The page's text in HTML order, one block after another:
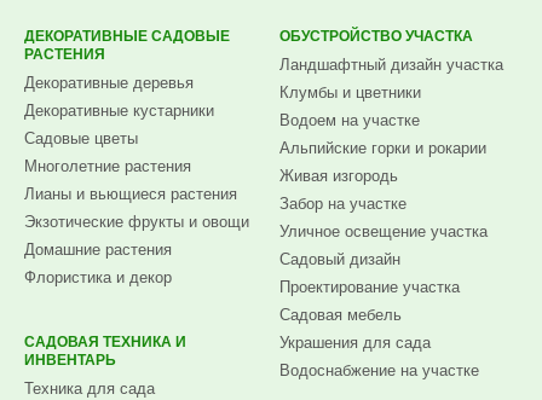
ДЕКОРАТИВНЫЕ САДОВЫЕ
РАСТЕНИЯ
Декоративные деревья
Декоративные кустарники
Садовые цветы
Многолетние растения
Лианы и вьющиеся растения
Экзотические фрукты и овощи
Домашние растения
Флористика и декор
САДОВАЯ ТЕХНИКА И
ИНВЕНТАРЬ
Техника для сада
ОБУСТРОЙСТВО УЧАСТКА
Ландшафтный дизайн участка
Клумбы и цветники
Водоем на участке
Альпийские горки и рокарии
Живая изгородь
Забор на участке
Уличное освещение участка
Садовый дизайн
Проектирование участка
Садовая мебель
Украшения для сада
Водоснабжение на участке